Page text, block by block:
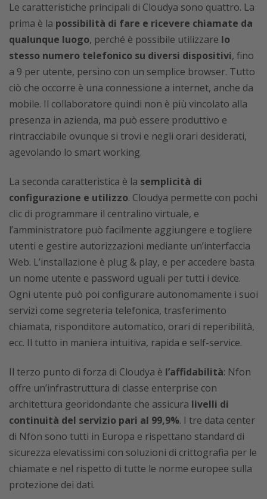
Le caratteristiche principali di Cloudya sono quattro. La
prima è la possibilità di fare e ricevere chiamate da
qualunque luogo, perché è possibile utilizzare lo
stesso numero telefonico su diversi dispositivi, fino
a 9 per utente, persino con un semplice browser. Tutto
ciò che occorre è una connessione a internet, anche da
mobile. Il collaboratore quindi non è più vincolato alla
presenza in azienda, ma può essere produttivo e
rintracciabile ovunque si trovi e negli orari desiderati,
agevolando lo smart working.
La seconda caratteristica è la semplicità di
configurazione e utilizzo. Cloudya permette con pochi
clic di programmare il centralino virtuale, e
l’amministratore può facilmente aggiungere e togliere
utenti e gestire autorizzazioni mediante un’interfaccia
Web. L’installazione è plug & play, e per accedere basta
un nome utente e password uguali per tutti i device.
Ogni utente può poi configurare autonomamente i suoi
servizi come segreteria telefonica, trasferimento
chiamata, risponditore automatico, orari di reperibilità,
ecc. Il tutto in maniera intuitiva, rapida e self-service.
Il terzo punto di forza di Cloudya è l’affidabilità: Nfon
offre un’infrastruttura di classe enterprise con
architettura georidondante che assicura livelli di
continuità del servizio pari al 99,9%. I tre data center
di Nfon sono tutti in Europa e rispettano standard di
sicurezza elevatissimi con soluzioni di crittografia per le
chiamate e nel rispetto di tutte le norme europee sulla
protezione dei dati.